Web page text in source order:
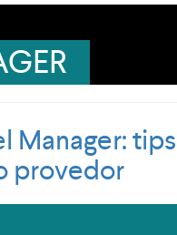
Manager: tips
provedor